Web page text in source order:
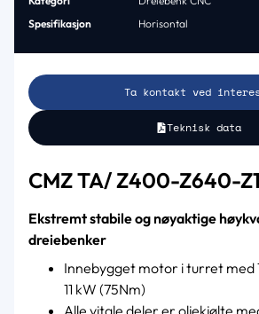
Spesifikasjon
Horisontal
Ta kontakt ved
Teknisk data
CMZ TA/ Z400-Z640-
Ekstremt stabile og nøyaktige
dreiebenker
Innebygget motor i turret med
11 kW (75Nm)
Alle vitale deler er oljekjølte